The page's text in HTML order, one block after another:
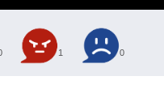
1 0